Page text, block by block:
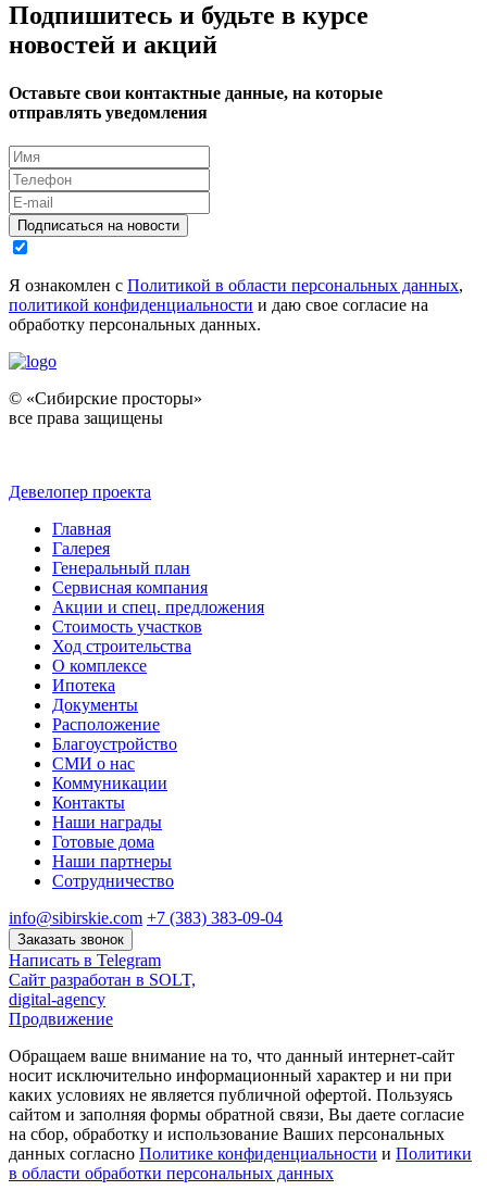
Подпишитесь и будьте в курсе
новостей и акций
Оставьте свои контактные данные, на которые
отправлять уведомления
Подписаться на новости
Я ознакомлен с Политикой в области персональных данных,
политикой конфиденциальности и даю свое согласие на
обработку персональных данных.
© «Сибирские просторы»
все права защищены
Девелопер проекта
Главная
Галерея
Генеральный план
Сервисная компания
Акции и спец. предложения
Стоимость участков
Ход строительства
О комплексе
Ипотека
Документы
Расположение
Благоустройство
СМИ о нас
Коммуникации
Контакты
Наши награды
Готовые дома
Наши партнеры
Сотрудничество
info@sibirskie.com +7 (383) 383-09-04
Заказать звонок
Написать в Telegram
Сайт разработан в SOLT,
digital-agency
Продвижение
Обращаем ваше внимание на то, что данный интернет-сайт
носит исключительно информационный характер и ни при
каких условиях не является публичной офертой. Пользуясь
сайтом и заполняя формы обратной связи, Вы даете согласие
на сбор, обработку и использование Ваших персональных
данных согласно Политике конфиденциальности и Политики
в области обработки персональных данных